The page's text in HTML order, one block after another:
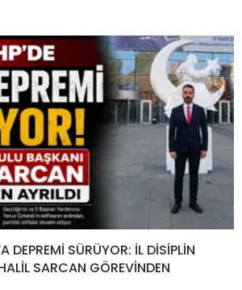
DEPREMİ SÜRÜYOR: İL DİSİPLİN
SARCAN GÖREVİNDEN